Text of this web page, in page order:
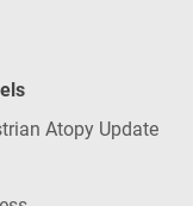
Atopy Update